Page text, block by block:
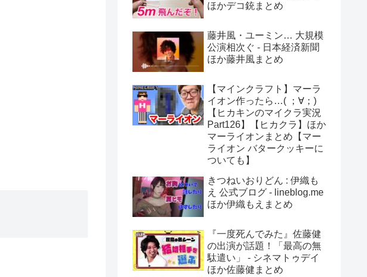
ほかデコ銃まとめ
藤井風・ユーミン… 大規模
公演相次ぐ - 日本経済新聞
ほか藤井風まとめ
【マインクラフト】マーラ
イオン作ったら…( ；∀；)
【ヒカキンのマイクラ実況
Part126】【ヒカクラ】ほか
マーライオンまとめ【マー
ライオン バタークッキーに
ついても】
きつねいおりどん : 伊織も
え 公式ブログ - lineblog.me
ほか伊織もえまとめ
『一度死んでみた』佐藤健
の出演が話題！「最高の無
駄遣い」 - シネマトゥデイ
ほか佐藤健まとめ